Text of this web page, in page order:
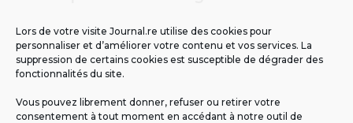
Lors de votre visite Journal.re utilise des cookies pour
personnaliser et d’améliorer votre contenu et vos services. La
suppression de certains cookies est susceptible de dégrader des
fonctionnalités du site.
Vous pouvez librement donner, refuser ou retirer votre
consentement à tout moment en accédant à notre outil de
Journal.re
marketing et activer ce contenu